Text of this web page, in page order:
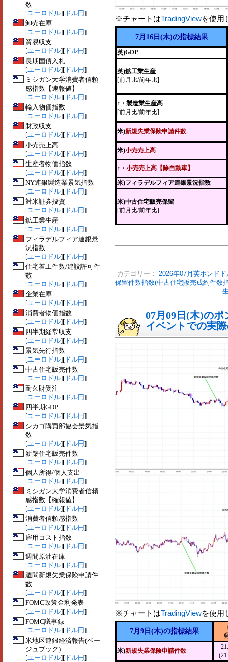
数
[ユーロドル][ ドル円]
卸売在庫
[ユーロドル][ ドル円]
貿易収支
[ユーロドル][ ドル円]
長期国債入札
[ユーロドル][ ドル円]
ミシガン大学消費者信頼
感指数【速報値】
[ユーロドル][ ドル円]
輸入物価指数
[ユーロドル][ ドル円]
財政収支
[ユーロドル][ ドル円]
小売売上高
[ユーロドル][ ドル円]
生産者物価指数
[ユーロドル][ ドル円]
NY連銀製造業景気指数
[ユーロドル][ ドル円]
対米証券投資
[ユーロドル][ ドル円]
鉱工業生産
[ユーロドル][ ドル円]
フィラデルフィア連銀景
況指数
[ユーロドル][ ドル円]
住宅着工件数/建設許可件
数
[ユーロドル][ ドル円]
企業在庫
[ユーロドル][ ドル円]
消費者物価指数
[ユーロドル][ ドル円]
四半期経常収支
[ユーロドル][ ドル円]
景気先行指数
[ユーロドル][ ドル円]
中古住宅販売件数
[ユーロドル][ ドル円]
耐久財受注
[ユーロドル][ ドル円]
四半期GDP
[ユーロドル][ ドル円]
シカゴ購買部協会景気指
数
[ユーロドル][ ドル円]
新築住宅販売件数
[ユーロドル][ ドル円]
個人所得/個人支出
[ユーロドル][ ドル円]
ミシガン大学消費者信頼
感指数【確報値】
[ユーロドル][ ドル円]
消費者信頼感指数
[ユーロドル][ ドル円]
雇用コスト指数
[ユーロドル][ ドル円]
週間原油在庫
[ユーロドル][ ドル円]
週間新規失業保険申請件
数
[ユーロドル][ ドル円]
FOMC政策金利発表
[ユーロドル][ ドル円]
FOMC議事録
[ユーロドル][ ドル円]
米地区連銀経済報告(ベー
ジュブック)
[ユーロドル][ ドル円]
※チャートはTradingViewを使用
7月16日(木)の指標結果
英)GDP
英)鉱工業生産
[前月比/前年比]
↑・製造業生産高
[前月比/前年比]
米)新規失業保険申請件数
米)小売売上高
↑・ 小売売上高【除自動車】
米)フィラデルフィア連銀景況指数
米)中古住宅販売保留
[前月比/前年比]
カテゴリー： 2026年07月英ポンドド
保留件数指数(中古住宅販売成約件数
07月09日(木)の
イベントでの実
※チャートはTradingViewを使用
7月9日(木)の指標結果
米)新規失業保険申請件数